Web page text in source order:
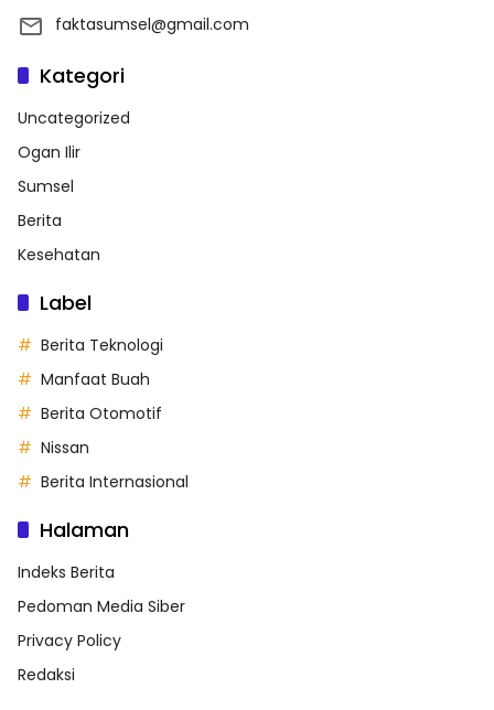
faktasumsel@gmail.com
Kategori
Uncategorized
Ogan Ilir
Sumsel
Berita
Kesehatan
Label
Berita Teknologi
Manfaat Buah
Berita Otomotif
Nissan
Berita Internasional
Halaman
Indeks Berita
Pedoman Media Siber
Privacy Policy
Redaksi